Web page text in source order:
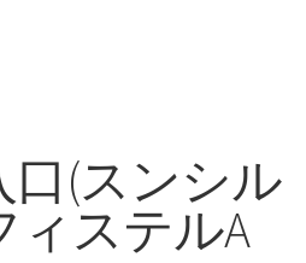
口(スンシル
ィステルA